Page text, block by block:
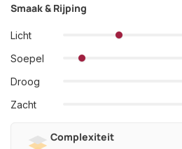
Smaak & Rijping
Licht
Soepel
Droog
Zacht
Complexiteit